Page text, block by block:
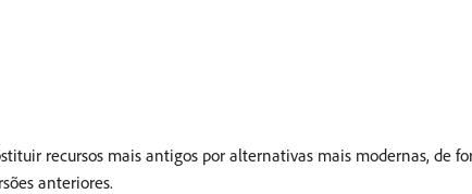
recursos mais antigos por alternativas mais modernas, de
anteriores.